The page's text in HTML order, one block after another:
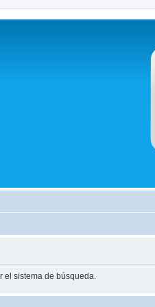
solares Solax y temas relacionados.
el sistema de búsqueda.